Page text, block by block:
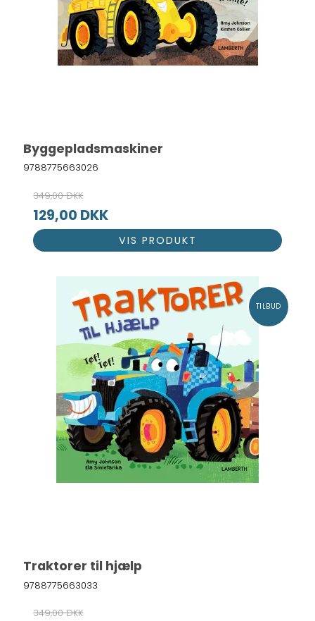
Byggepladsmaskiner
9788775663026
349,00 DKK
129,00 DKK
VIS PRODUKT
TILBUD
Traktorer til hjælp
9788775663033
349,00 DKK